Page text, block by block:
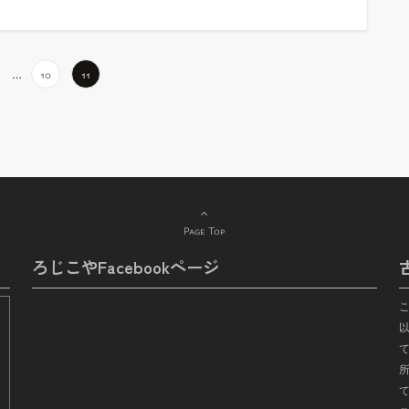
… 10 11
Page Top
ろじこやFacebookページ